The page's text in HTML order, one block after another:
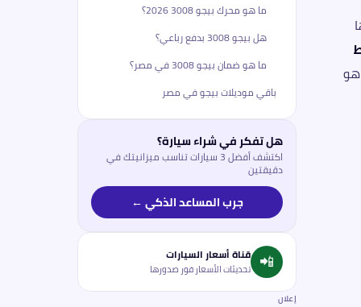
ما هو محرك بيجو 3008 2026؟
هل بيجو 3008 بدفع رباعي؟
ما هو ضمان بيجو 3008 في مصر؟
باقي موديلات بيجو في مصر
هل تفكر في شراء سيارة؟
اكتشف أفضل 3 سيارات تناسب ميزانيتك في
دقيقتين
جرب المساعد الذكي ←
📲 قناة أسعار السيارات
تحديثات الأسعار فور صدورها
إعلان